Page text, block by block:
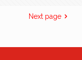
Next page